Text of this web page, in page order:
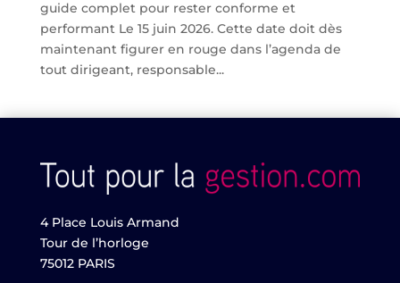
guide complet pour rester conforme et
performant Le 15 juin 2026. Cette date doit dès
maintenant figurer en rouge dans l’agenda de
tout dirigeant, responsable...
4 Place Louis Armand
Tour de l’horloge
75012 PARIS